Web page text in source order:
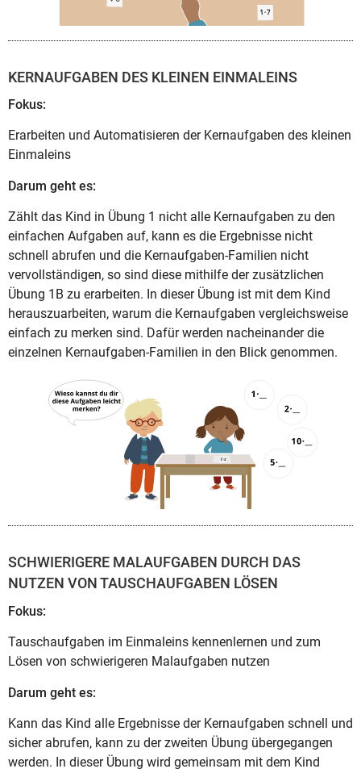
KERNAUFGABEN DES KLEINEN EINMALEINS
Fokus:
Erarbeiten und Automatisieren der Kernaufgaben des kleinen
Einmaleins
Darum geht es:
Zählt das Kind in Übung 1 nicht alle Kernaufgaben zu den
einfachen Aufgaben auf, kann es die Ergebnisse nicht
schnell abrufen und die Kernaufgaben-Familien nicht
vervollständigen, so sind diese mithilfe der zusätzlichen
Übung 1B zu erarbeiten. In dieser Übung ist mit dem Kind
herauszuarbeiten, warum die Kernaufgaben vergleichsweise
einfach zu merken sind. Dafür werden nacheinander die
einzelnen Kernaufgaben-Familien in den Blick genommen.
SCHWIERIGERE MALAUFGABEN DURCH DAS
NUTZEN VON TAUSCHAUFGABEN LÖSEN
Fokus:
Tauschaufgaben im Einmaleins kennenlernen und zum
Lösen von schwierigeren Malaufgaben nutzen
Darum geht es:
Kann das Kind alle Ergebnisse der Kernaufgaben schnell und
sicher abrufen, kann zu der zweiten Übung übergegangen
werden. In dieser Übung wird gemeinsam mit dem Kind